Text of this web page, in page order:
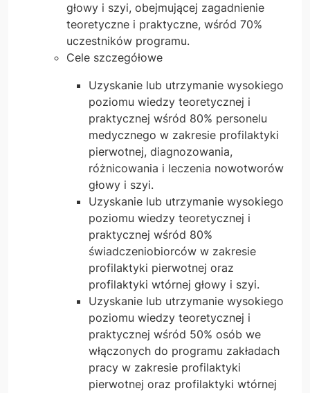
głowy i szyi, obejmującej zagadnienie
teoretyczne i praktyczne, wśród 70%
uczestników programu.
Cele szczegółowe
Uzyskanie lub utrzymanie wysokiego
poziomu wiedzy teoretycznej i
praktycznej wśród 80% personelu
medycznego w zakresie profilaktyki
pierwotnej, diagnozowania,
różnicowania i leczenia nowotworów
głowy i szyi.
Uzyskanie lub utrzymanie wysokiego
poziomu wiedzy teoretycznej i
praktycznej wśród 80%
świadczeniobiorców w zakresie
profilaktyki pierwotnej oraz
profilaktyki wtórnej głowy i szyi.
Uzyskanie lub utrzymanie wysokiego
poziomu wiedzy teoretycznej i
praktycznej wśród 50% osób we
włączonych do programu zakładach
pracy w zakresie profilaktyki
pierwotnej oraz profilaktyki wtórnej